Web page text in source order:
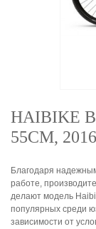
HAIBIKE
55СМ, 2016
Благодаря
работе,
делают модель
популярных среди
зависимости от